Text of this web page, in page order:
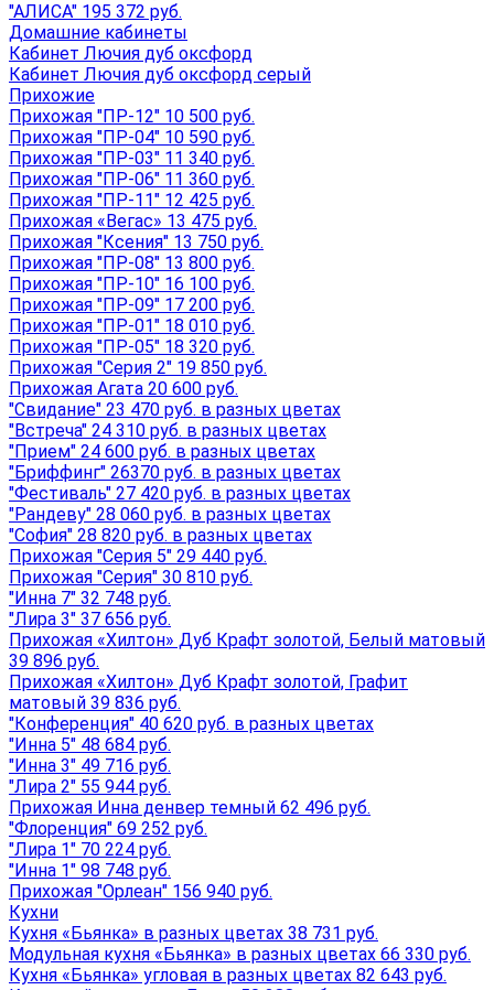
"АЛИСА" 195 372 руб.
Домашние кабинеты
Кабинет Лючия дуб оксфорд
Кабинет Лючия дуб оксфорд серый
Прихожие
Прихожая "ПР-12" 10 500 руб.
Прихожая "ПР-04" 10 590 руб.
Прихожая "ПР-03" 11 340 руб.
Прихожая "ПР-06" 11 360 руб.
Прихожая "ПР-11" 12 425 руб.
Прихожая «Вегас» 13 475 руб.
Прихожая "Ксения" 13 750 руб.
Прихожая "ПР-08" 13 800 руб.
Прихожая "ПР-10" 16 100 руб.
Прихожая "ПР-09" 17 200 руб.
Прихожая "ПР-01" 18 010 руб.
Прихожая "ПР-05" 18 320 руб.
Прихожая "Серия 2" 19 850 руб.
Прихожая Агата 20 600 руб.
"Свидание" 23 470 руб. в разных цветах
"Встреча" 24 310 руб. в разных цветах
"Прием" 24 600 руб. в разных цветах
"Бриффинг" 26370 руб. в разных цветах
"Фестиваль" 27 420 руб. в разных цветах
"Рандеву" 28 060 руб. в разных цветах
"София" 28 820 руб. в разных цветах
Прихожая "Серия 5" 29 440 руб.
Прихожая "Серия" 30 810 руб.
"Инна 7" 32 748 руб.
"Лира 3" 37 656 руб.
Прихожая «Хилтон» Дуб Крафт золотой, Белый матовый
39 896 руб.
Прихожая «Хилтон» Дуб Крафт золотой, Графит
матовый 39 836 руб.
"Конференция" 40 620 руб. в разных цветах
"Инна 5" 48 684 руб.
"Инна 3" 49 716 руб.
"Лира 2" 55 944 руб.
Прихожая Инна денвер темный 62 496 руб.
"Флоренция" 69 252 руб.
"Лира 1" 70 224 руб.
"Инна 1" 98 748 руб.
Прихожая "Орлеан" 156 940 руб.
Кухни
Кухня «Бьянка» в разных цветах 38 731 руб.
Модульная кухня «Бьянка» в разных цветах 66 330 руб.
Кухня «Бьянка» угловая в разных цветах 82 643 руб.